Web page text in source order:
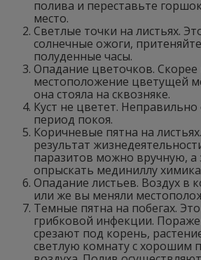
полива и переставьте
место.
Светлые точки на листьях.
солнечные ожоги,
полуденные часы.
Опадание цветочков. Скорее
местоположение цветущей
она стояла на сквозняке.
Куст не цветет.
период покоя.
Коричневые пятна на
результат
паразитов можно вручную, а
опрыскать мединиллу
Опадание листьев. Воздух в
или же вы меняли
Темные пятна на побегах.
грибковой инфекции.
срезают под корень,
светлую комнату с хорошим